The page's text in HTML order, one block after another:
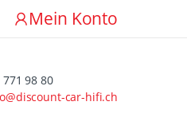
Mein Konto
771 98 80
car-hifi.ch